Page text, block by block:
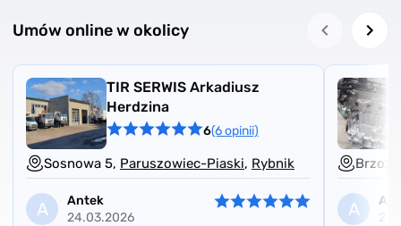
Umów online w okolicy
TIR SERWIS Arkadiusz
Herdzina
6(6 opinii)
Sosnowa 5, Paruszowiec-Piaski, Rybnik
A
Antek
24.03.2026
A